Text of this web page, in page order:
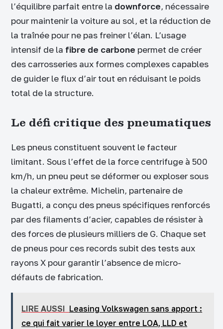
l’équilibre parfait entre la downforce, nécessaire
pour maintenir la voiture au sol, et la réduction de
la traînée pour ne pas freiner l’élan. L’usage
intensif de la fibre de carbone permet de créer
des carrosseries aux formes complexes capables
de guider le flux d’air tout en réduisant le poids
total de la structure.
Le défi critique des pneumatiques
Les pneus constituent souvent le facteur
limitant. Sous l’effet de la force centrifuge à 500
km/h, un pneu peut se déformer ou exploser sous
la chaleur extrême. Michelin, partenaire de
Bugatti, a conçu des pneus spécifiques renforcés
par des filaments d’acier, capables de résister à
des forces de plusieurs milliers de G. Chaque set
de pneus pour ces records subit des tests aux
rayons X pour garantir l’absence de micro-
défauts de fabrication.
LIRE AUSSI Leasing Volkswagen sans apport :
ce qui fait varier le loyer entre LOA, LLD et